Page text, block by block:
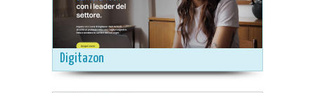
Digitazon